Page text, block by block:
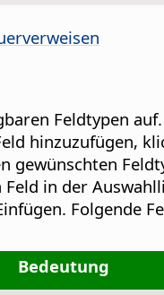
Feldtypen
hinzuzufügen,
gewünschten
Feld in der
Folgende
Bedeutung